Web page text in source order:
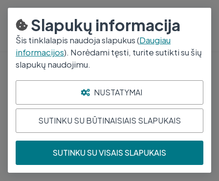
I - V 8-17
Chirurginės Priemonės
Žaizdų Siuvimo Priemonės
Kategorija
Rasta31produktai Rūšiuoti pagal
Slapukų informacija
Šis tinklalapis naudoja slapukus (Daugiau
informacijos). Norėdami tęsti, turite sutikti su šių
slapukų naudojimu.
NUSTATYMAI
SUTINKU SU BŪTINAISIAIS SLAPUKAIS
SUTINKU SU VISAIS SLAPUKAIS